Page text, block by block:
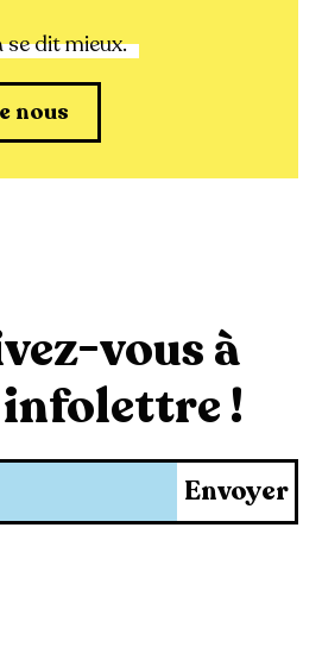
se dit mieux.
nous
vous à
!
Envoyer